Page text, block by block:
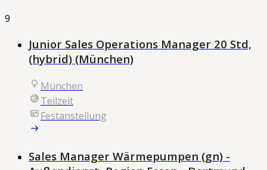
9
Junior Sales Operations Manager 20 Std,
(hybrid) (München)
München
Teilzeit
Festanstellung
Sales Manager Wärmepumpen (gn) -